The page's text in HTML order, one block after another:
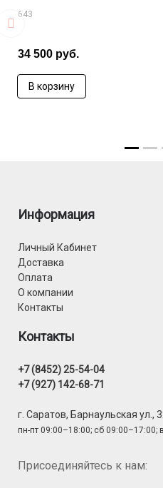
643
34 500 руб.
В корзину
Информация
Личный Кабинет
Доставка
Оплата
О компании
Контакты
Контакты
+7 (8452) 25-54-04
+7 (927) 142-68-71
г. Саратов, Барнаульская ул.,
пн-пт 09:00–18:00; сб 09:00–17:00;
Присоединяйтесь к нам: